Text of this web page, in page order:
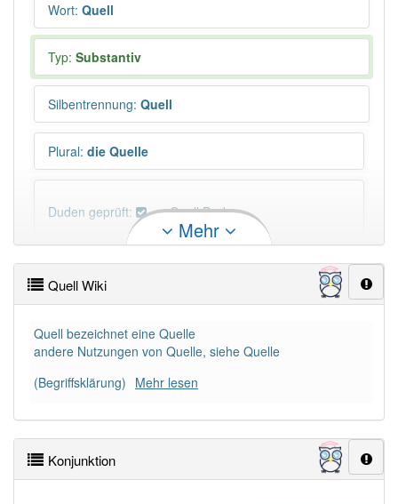
Wort: Quell
Typ: Substantiv
Silbentrennung: Quell
Plural: die Quelle
Duden geprüft: Quell Duden
PowerIndex:25
Häufigkeit: 4 von 10
aber mit einem anderen
Artikelder: 0
Mehr
Quell Wiki
Quell bezeichnet eine Quelle
andere Nutzungen von Quelle, siehe Quelle
(Begriffsklärung) Mehr lesen
Konjunktion